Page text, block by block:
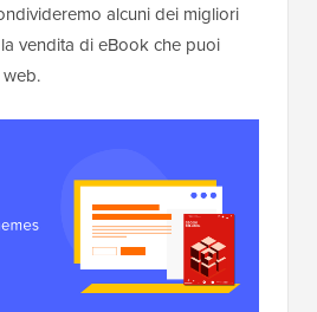
alcuni dei migliori
vendita di eBook che puoi